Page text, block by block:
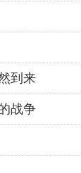
到来
战争